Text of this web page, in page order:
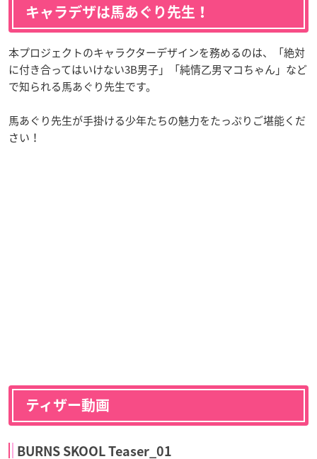
キャラデザは馬あぐり先生！
本プロジェクトのキャラクターデザインを務めるのは、「絶対
に付き合ってはいけない3B男子」「純情乙男マコちゃん」など
で知られる馬あぐり先生です。
馬あぐり先生が手掛ける少年たちの魅力をたっぷりご堪能くだ
さい！
ティザー動画
BURNS SKOOL Teaser_01